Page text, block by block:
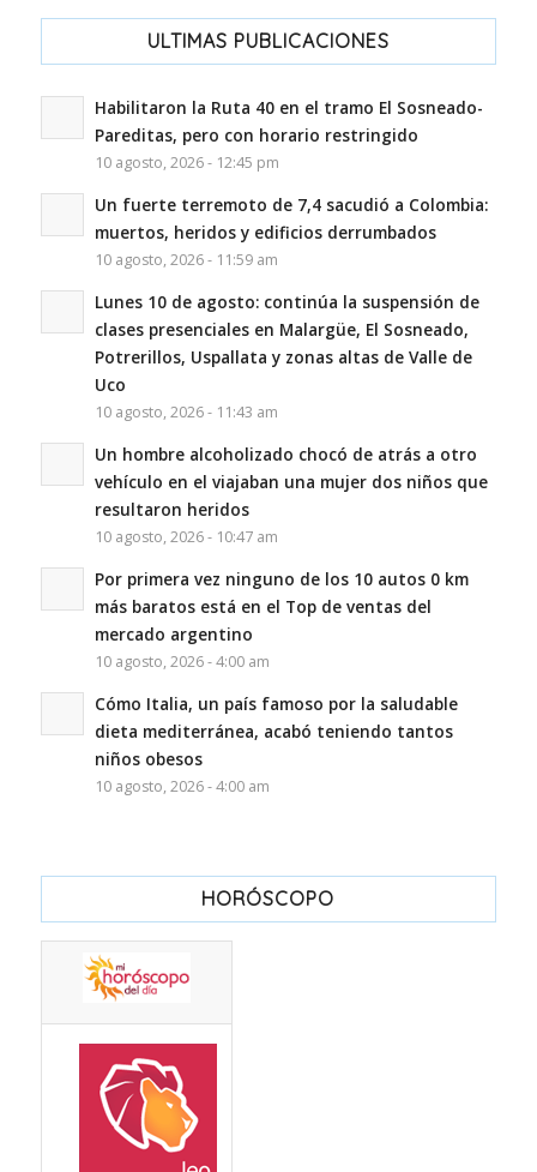
ULTIMAS PUBLICACIONES
Habilitaron la Ruta 40 en el tramo El Sosneado-
Pareditas, pero con horario restringido
10 agosto, 2026 - 12:45 pm
Un fuerte terremoto de 7,4 sacudió a Colombia:
muertos, heridos y edificios derrumbados
10 agosto, 2026 - 11:59 am
Lunes 10 de agosto: continúa la suspensión de
clases presenciales en Malargüe, El Sosneado,
Potrerillos, Uspallata y zonas altas de Valle de
Uco
10 agosto, 2026 - 11:43 am
Un hombre alcoholizado chocó de atrás a otro
vehículo en el viajaban una mujer dos niños que
resultaron heridos
10 agosto, 2026 - 10:47 am
Por primera vez ninguno de los 10 autos 0 km
más baratos está en el Top de ventas del
mercado argentino
10 agosto, 2026 - 4:00 am
Cómo Italia, un país famoso por la saludable
dieta mediterránea, acabó teniendo tantos
niños obesos
10 agosto, 2026 - 4:00 am
HORÓSCOPO